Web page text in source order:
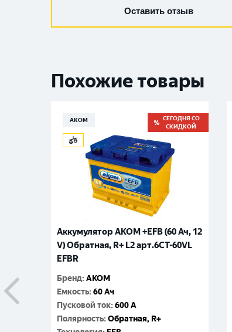
Оставить отзыв
Похожие товары
АКОМ
СЕГОДНЯ СО
СКИДКОЙ
Аккумулятор AKOM +EFB (60 Ач, 12
V) Обратная, R+ L2 арт.6CТ-60VL
EFBR
Бренд:АКОМ
Емкость:60 Ач
Пусковой ток:600 A
Полярность:Обратная, R+